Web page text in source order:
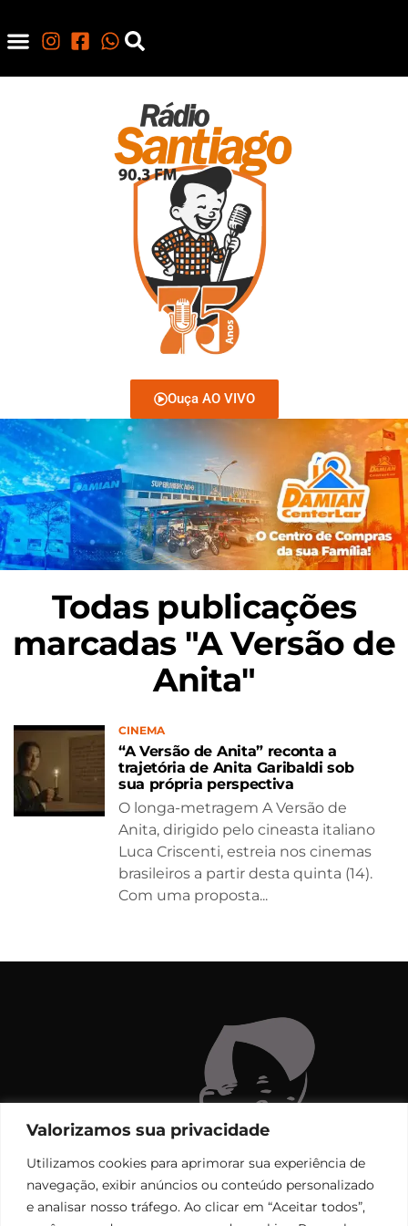
Valorizamos sua privacidade
Utilizamos cookies para aprimorar sua experiência de
navegação, exibir anúncios ou conteúdo personalizado
e analisar nosso tráfego. Ao clicar em “Aceitar todos”,
Ouça AO VIVO
Todas publicações
marcadas "A Versão de
Anita"
CINEMA
“A Versão de Anita” reconta a
trajetória de Anita Garibaldi sob
sua própria perspectiva
O longa-metragem A Versão de
Anita, dirigido pelo cineasta italiano
Luca Criscenti, estreia nos cinemas
brasileiros a partir desta quinta (14).
Com uma proposta...